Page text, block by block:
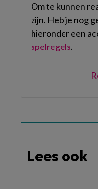
Om te kunnen
zijn. Heb je nog
hieronder een
spelregels.
Lees ook